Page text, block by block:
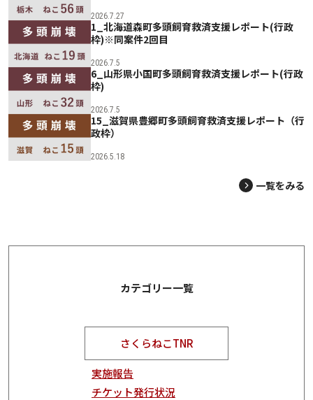
2026.7.27
1_北海道森町多頭飼育救済支援レポート(行政
枠)※同案件2回目
2026.7.5
6_山形県小国町多頭飼育救済支援レポート(行政
枠)
2026.7.5
15_滋賀県豊郷町多頭飼育救済支援レポート（行
政枠）
2026.5.18
一覧をみる
カテゴリー一覧
さくらねこTNR
実施報告
チケット発行状況